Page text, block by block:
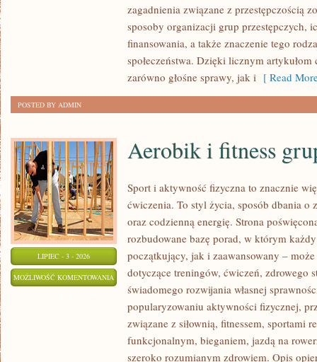
zagadnienia związane z przestępczością
sposoby organizacji grup przestępczych,
finansowania, a także znaczenie tego
społeczeństwa. Dzięki licznym
zarówno głośne sprawy, jak i [ Read
POSTED BY ADMIN
LIPIEC - 3 - 2026
MOŻLIWOŚĆ KOMENTOWANIA AEROBIK
FITNESS
GRUPOWY
Aerobik i fitness
Sport i aktywność fizyczna to znacznie
ćwiczenia. To styl życia, sposób dbania o
oraz codzienną energię. Strona
rozbudowane bazę porad, w którym
początkujący, jak i zaawansowany –
dotyczące treningów, ćwiczeń, zdrowego
świadomego rozwijania własnej
popularyzowaniu aktywności fizycznej,
związane z siłownią, fitnessem, sportami
funkcjonalnym, bieganiem, jazdą na
szeroko rozumianym zdrowiem. Opis